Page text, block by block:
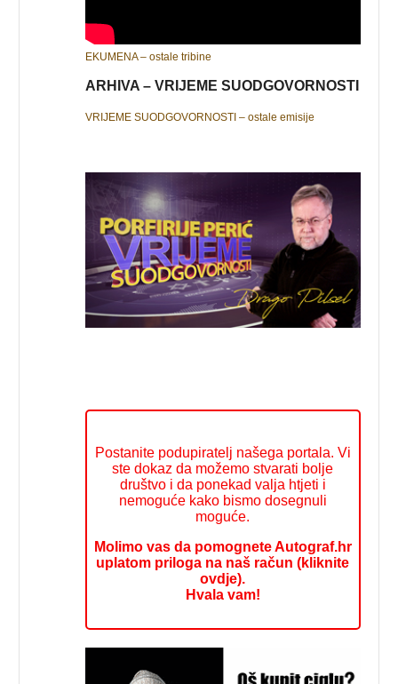
EKUMENA – ostale tribine
ARHIVA – VRIJEME SUODGOVORNOSTI
VRIJEME SUODGOVORNOSTI – ostale emisije
Postanite podupiratelj našega portala. Vi
ste dokaz da možemo stvarati bolje
društvo i da ponekad valja htjeti i
nemoguće kako bismo dosegnuli
moguće.
Molimo vas da pomognete Autograf.hr
uplatom priloga na naš račun (kliknite
ovdje).
Hvala vam!